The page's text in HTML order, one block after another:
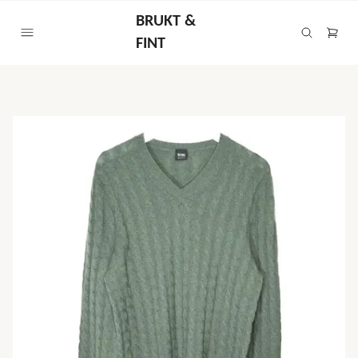
BRUKT &
FINT